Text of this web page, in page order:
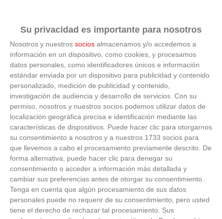
Su privacidad es importante para nosotros
Nosotros y nuestros socios almacenamos y/o accedemos a
información en un dispositivo, como cookies, y procesamos
datos personales, como identificadores únicos e información
estándar enviada por un dispositivo para publicidad y contenido
personalizado, medición de publicidad y contenido,
investigación de audiencia y desarrollo de servicios. Con su
permiso, nosotros y nuestros socios podemos utilizar datos de
localización geográfica precisa e identificación mediante las
características de dispositivos. Puede hacer clic para otorgarnos
su consentimiento a nosotros y a nuestros 1733 socios para
que llevemos a cabo el procesamiento previamente descrito. De
forma alternativa, puede hacer clic para denegar su
consentimiento o acceder a información más detallada y
cambiar sus preferencias antes de otorgar su consentimiento.
Tenga en cuenta que algún procesamiento de sus datos
personales puede no requerir de su consentimiento, pero usted
tiene el derecho de rechazar tal procesamiento. Sus
¿El tiempo vuela?